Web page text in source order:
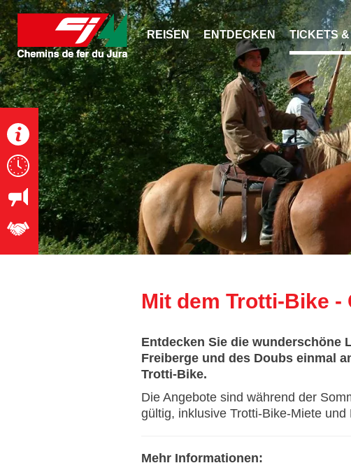
REISEN ENTDECKEN TICKETS
Verkehrsinfo
Online-Fahrplan
Aktuelles
Jobs & Karriere
Mit dem Trotti-Bike -
Entdecken Sie die wunderschöne
Freiberge und des Doubs einmal
Trotti-Bike.
Die Angebote sind während der
gültig, inklusive Trotti-Bike-Miete und
Mehr Informationen:
Cookie-Einstellungen